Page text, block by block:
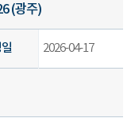
(광주)
2026-04-17